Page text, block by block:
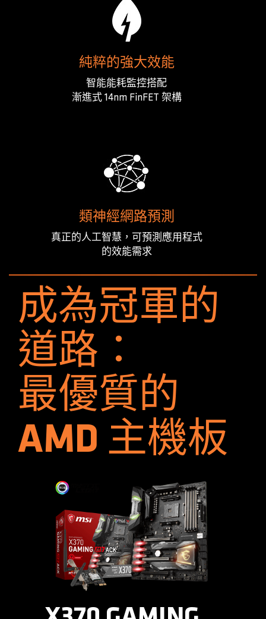
純粹的強大效能
智能能耗監控搭配
漸進式 14nm FinFET 架構
類神經網路預測
真正的人工智慧，可預測應用程式
的效能需求
成為冠軍的
道路：
最優質的
AMD 主機板